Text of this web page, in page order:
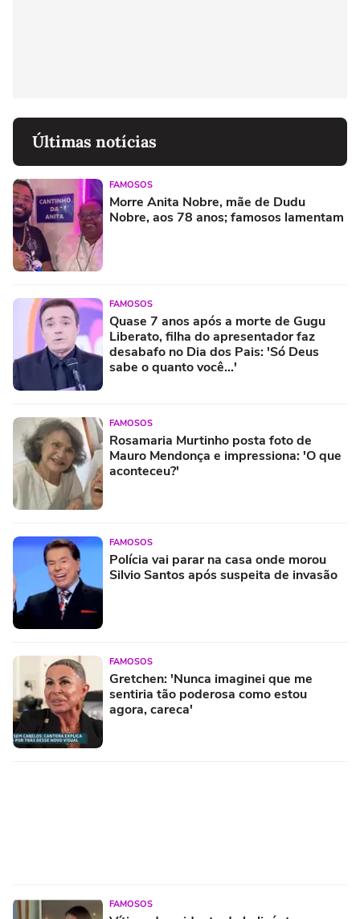
Últimas notícias
FAMOSOS
Morre Anita Nobre, mãe de Dudu
Nobre, aos 78 anos; famosos lamentam
FAMOSOS
Quase 7 anos após a morte de Gugu
Liberato, filha do apresentador faz
desabafo no Dia dos Pais: 'Só Deus
sabe o quanto você...'
FAMOSOS
Rosamaria Murtinho posta foto de
Mauro Mendonça e impressiona: 'O que
aconteceu?'
FAMOSOS
Polícia vai parar na casa onde morou
Silvio Santos após suspeita de invasão
FAMOSOS
Gretchen: 'Nunca imaginei que me
sentiria tão poderosa como estou
agora, careca'
FAMOSOS